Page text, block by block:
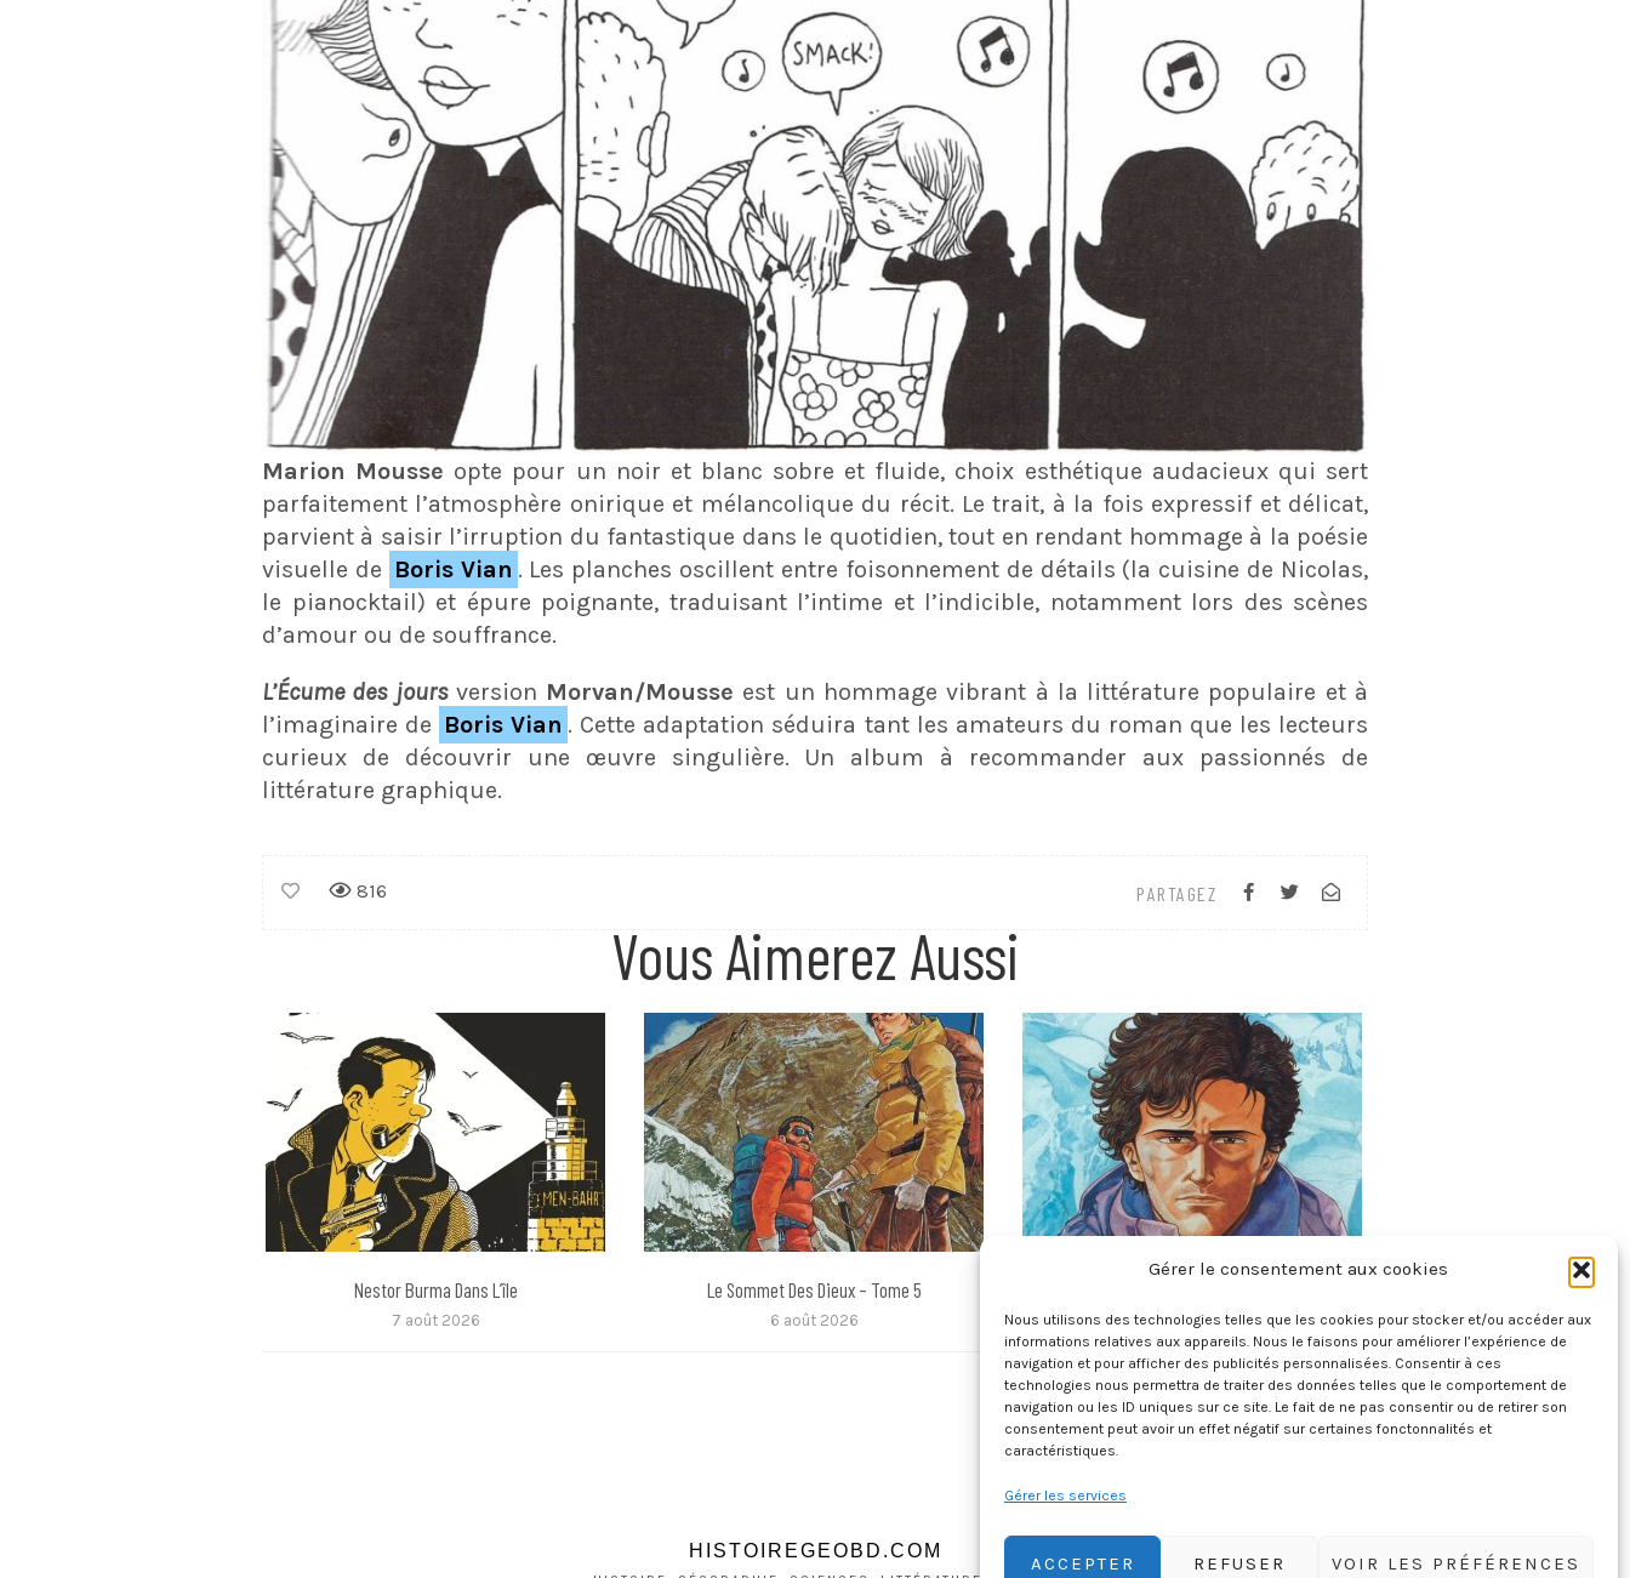
Gérer le consentement aux cookies
Nous utilisons des technologies telles que les cookies pour stocker et/ou accéder aux
informations relatives aux appareils. Nous le faisons pour améliorer l’expérience de
navigation et pour afficher des publicités personnalisées. Consentir à ces
technologies nous permettra de traiter des données telles que le comportement de
navigation ou les ID uniques sur ce site. Le fait de ne pas consentir ou de retirer son
consentement peut avoir un effet négatif sur certaines fonctonnalités et
caractéristiques.
Gérer les services
ACCEPTER REFUSER VOIR LES PRÉFÉRENCES
Marion Mousse opte pour un noir et blanc sobre et fluide, choix esthétique audacieux qui sert
parfaitement l’atmosphère onirique et mélancolique du récit. Le trait, à la fois expressif et délicat,
parvient à saisir l’irruption du fantastique dans le quotidien, tout en rendant hommage à la poésie
visuelle de Boris Vian . Les planches oscillent entre foisonnement de détails (la cuisine de Nicolas,
le pianocktail) et épure poignante, traduisant l’intime et l’indicible, notamment lors des scènes
d’amour ou de souffrance.
L’Écume des joursversion Morvan/Mousse est un hommage vibrant à la littérature populaire et à
l’imaginaire de Boris Vian . Cette adaptation séduira tant les amateurs du roman que les lecteurs
curieux de découvrir une œuvre singulière. Un album à recommander aux passionnés de
littérature graphique.
PARTAGEZ
816
Vous Aimerez Aussi
Nestor Burma Dans L’île
7 août 2026
Le Sommet Des Dieux – Tome 5
6 août 2026 6 août 2026
HISTOIREGEOBD.COM